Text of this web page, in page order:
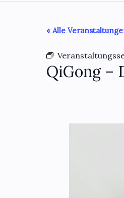
« Alle
QiGong –